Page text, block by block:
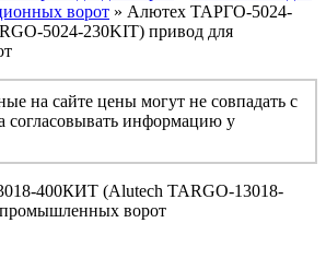
ворот » Алютех ТАРГО-5024-
5024-230KIT) привод для
на сайте цены могут не совпадать с
согласовывать информацию у